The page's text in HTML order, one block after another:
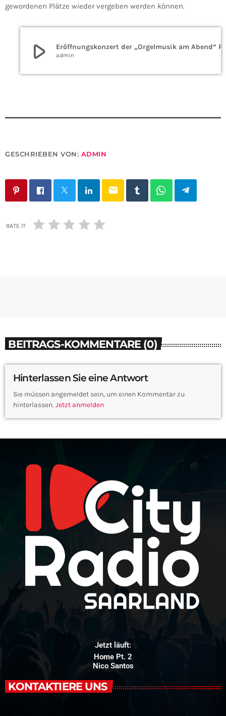
gewordenen Plätze wieder vergeben werden können.
play_arrow admin
GESCHRIEBEN VON: ADMIN
email
RATE IT
BEITRAGS-KOMMENTARE (0)
Hinterlassen Sie eine Antwort
Sie müssen angemeldet sein, um einen Kommentar zu
hinterlassen. Jetzt anmelden
Jetzt läuft:
Home Pt. 2
Nico Santos
KONTAKTIERE UNS